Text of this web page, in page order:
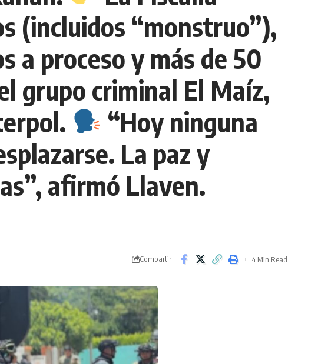
(incluidos “monstruo”),
a proceso y más de 50
grupo criminal El Maíz,
“Hoy ninguna
La paz y
afirmó Llaven.
Compartir 4 Min Read